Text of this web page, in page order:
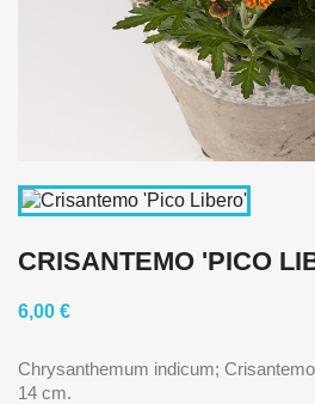
CRISANTEMO 'PICO
6,00 €
Chrysanthemum indicum;
14 cm.